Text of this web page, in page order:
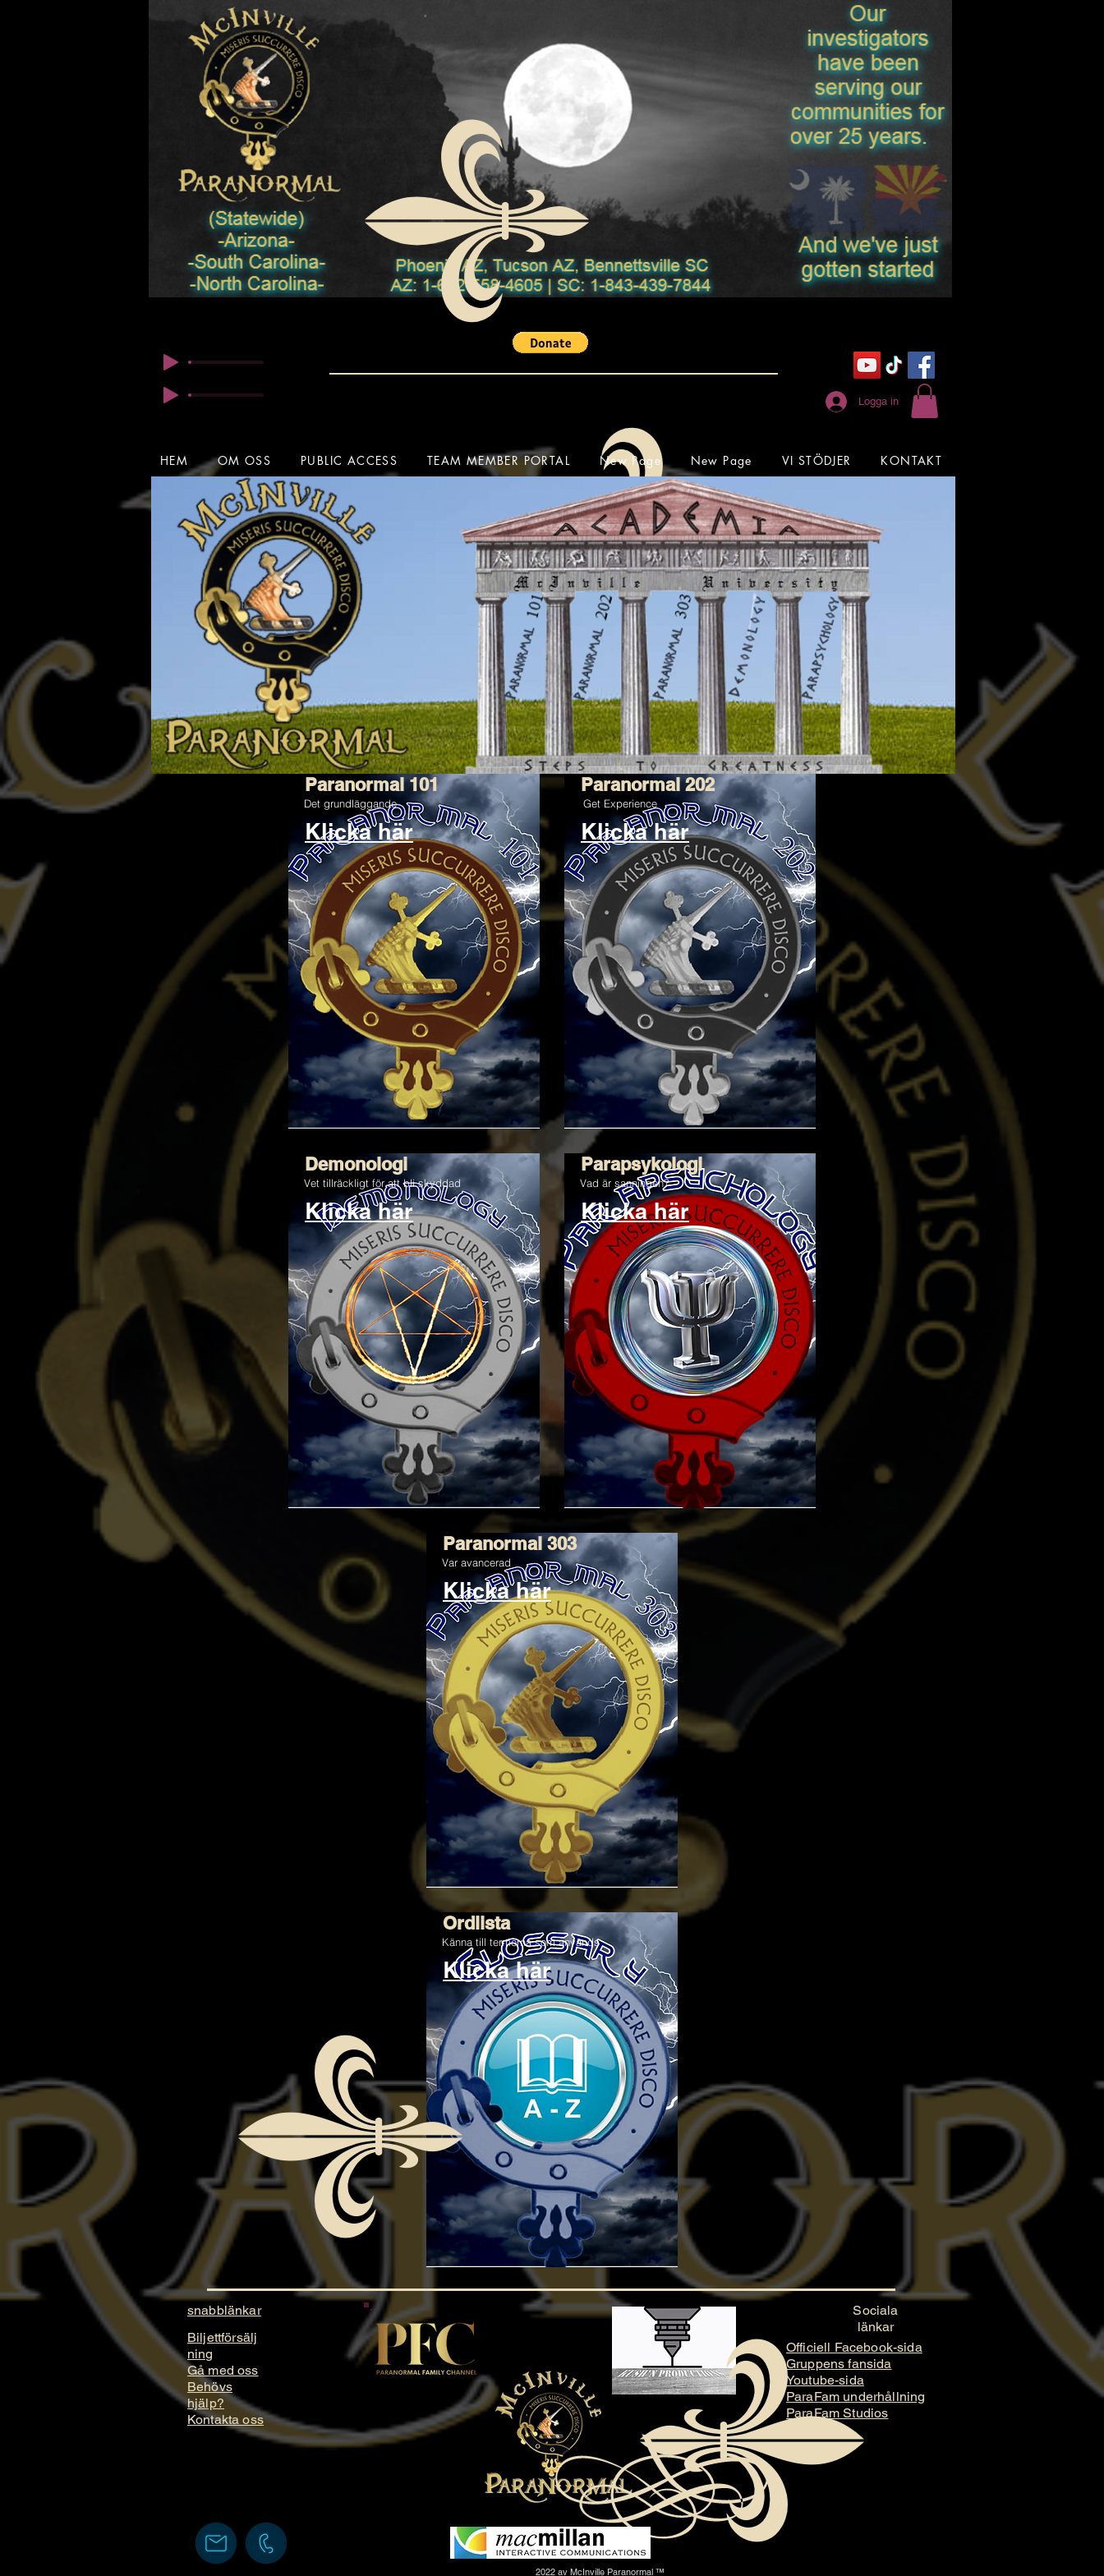
© Copyright
Logga in
HEM OM OSS PUBLIC ACCESS TEAM MEMBER PORTAL New Page New Page VI STÖDJER KONTAKT
Paranormal 101
Det grundläggande
Klicka här
Demonologi
Vet tillräckligt för att bli skyddad
Klicka här
Paranormal 202
Get Experience
Klicka här
Parapsykologi
Vad är sanningen?
Klicka här
Paranormal 303
Var avancerad
Klicka här
Ordlista
Känna till termerna som används
Klicka här
snabblänkar
Biljettförsälj
ning
Gå med oss
Behövs
hjälp?
Kontakta oss
Sociala
länkar
Officiell Facebook-sida
Gruppens fansida
Youtube-sida
ParaFam underhållning
ParaFam Studios
2022 av McInville Paranormal ™